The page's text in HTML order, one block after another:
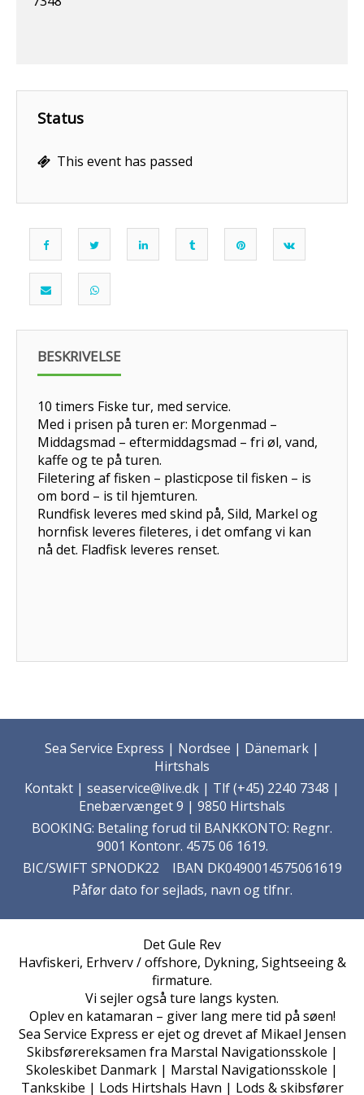
Status
This event has passed
BESKRIVELSE
10 timers Fiske tur, med service.
Med i prisen på turen er: Morgenmad –
Middagsmad – eftermiddagsmad – fri øl, vand,
kaffe og te på turen.
Filetering af fisken – plasticpose til fisken – is
om bord – is til hjemturen.
Rundfisk leveres med skind på, Sild, Markel og
hornfisk leveres fileteres, i det omfang vi kan
nå det. Fladfisk leveres renset.
Sea Service Express | Nordsee | Dänemark |
Hirtshals
Kontakt | seaservice@live.dk | Tlf (+45) 2240 7348 |
Enebærvænget 9 | 9850 Hirtshals
BOOKING: Betaling forud til BANKKONTO: Regnr.
9001 Kontonr. 4575 06 1619.
BIC/SWIFT SPNODK22 IBAN DK0490014575061619
Påfør dato for sejlads, navn og tlfnr.
Det Gule Rev
Havfiskeri, Erhverv / offshore, Dykning, Sightseeing &
firmature.
Vi sejler også ture langs kysten.
Oplev en katamaran – giver lang mere tid på søen!
Sea Service Express er ejet og drevet af Mikael Jensen
Skibsførereksamen fra Marstal Navigationsskole |
Skoleskibet Danmark | Marstal Navigationsskole |
Tankskibe | Lods Hirtshals Havn | Lods & skibsfører